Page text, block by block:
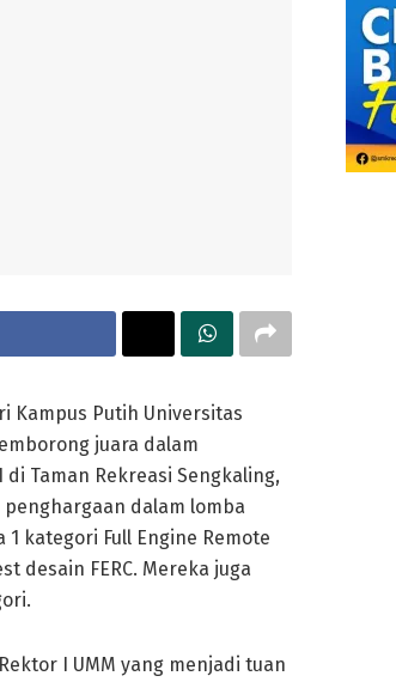
Kampus Putih Universitas
juara dalam
di Taman Rekreasi Sengkaling,
penghargaan dalam lomba
kategori Full Engine Remote
desain FERC. Mereka juga
I UMM yang menjadi tuan